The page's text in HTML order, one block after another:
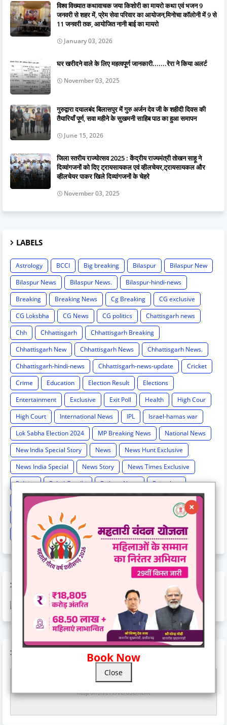
Book Now
Close
विश्व विख्यात कथावाचक जया किशोरी का मायरो कथा एवं भजन 9
जनवरी से शहर में, प्रेम सेवा परिवार का आयोजन,मिनोचा कॉलोनी में 9 से
11 जनवरी तक, आयोजित नानी बाई का मायरो
January 03, 2026
घर खरीदने वाले के लिए महत्वपूर्ण जानकारी.......रेरा ने किया अलर्ट
November 03, 2025
गुरुद्वारा दयालबंद बिलासपुर में गुरु अर्जन देव जी के शहीदी दिवस की
तैयारियाँ पूर्ण, सवा महीने के सुखमनी साहिब पाठ का हुआ समापन
June 15, 2026
जिला स्तरीय राज्योत्सव 2025 : केंद्रीय राज्यमंत्री तोखन साहू ने
दिव्यांगजनों को दिए ट्रायसायकल एवं व्हीलचेयर,ट्रायसायकल और
व्हीलचेयर पाकर खिले दिव्यांगजनों के चेहरे
November 03, 2025
LABELS
Astrology BCCI Big breaking Bilaspur
Bilaspur New
Bilaspur News
Bilaspur News.
Bilaspur-hindi-news
Breaking
Breaking News Cg Breaking
CG exclusive
CG Loksbha
CG News CG politics
Chattisgarh news
Chh
Chhattisgarh
Chhattisgarh Breaking
Chhattisgarh New
Chhattisgarh News
Chhattisgarh News.
Chhattisgarh-hindi-news
Chhattisgarh-news-update
Cricket
Crime
Education Election Result
Elections
Entertainment
Exclusive Exit Poll Health
High Cour
High Court
International News IPL
Israel-hamas war
Lok Sabha Election 2024
MP Breaking News
National News
New India Special Story
News
News Hunt Exclusive
News India Special
News Story
News Times Exclusive
Politics
Rahul Gandhi Railway News
Rajasthan
Religion And Spirituality
sonia Gandhi
Sports
Technology
Train Cancel
Uttarpradesh Weather
AD CODE
Responsive Advertisement